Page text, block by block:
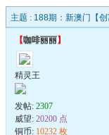
主题 : 188期：新澳门【
【咖啡丽丽】
精灵王
发帖: 2307
威望: 20200 点
铜币: 10232 枚